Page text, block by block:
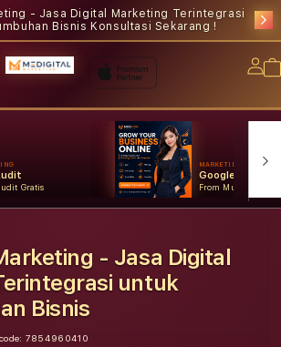
- Jasa Digital Marketing Terintegrasi
Bisnis Konsultasi Sekarang !
Gratis
MARKETING
Google Ads
From Mulai
- Jasa Digital
untuk
Bisnis
7854960410